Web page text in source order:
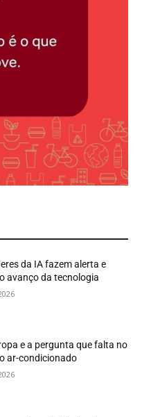
da IA fazem alerta e
avanço da tecnologia
e a pergunta que falta no
ar-condicionado